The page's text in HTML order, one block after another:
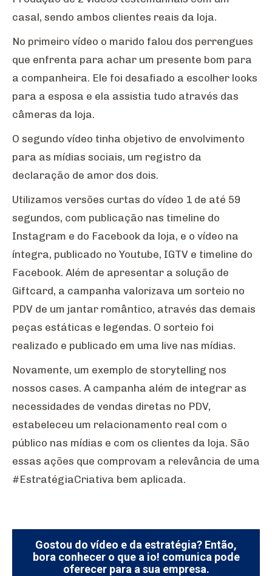
casal, sendo ambos clientes reais da loja.
No primeiro vídeo o marido falou dos perrengues
que enfrenta para achar um presente bom para
a companheira. Ele foi desafiado a escolher looks
para a esposa e ela assistia tudo através das
câmeras da loja.
O segundo vídeo tinha objetivo de envolvimento
para as mídias sociais, um registro da
declaração de amor dos dois.
Utilizamos versões curtas do vídeo 1 de até 59
segundos, com publicação nas timeline do
Instagram e do Facebook da loja, e o vídeo na
íntegra, publicado no Youtube, IGTV e timeline do
Facebook. Além de apresentar a solução de
Giftcard, a campanha valorizava um sorteio no
PDV de um jantar romântico, através das demais
peças estáticas e legendas. O sorteio foi
realizado e publicado em uma live nas mídias.
Novamente, um exemplo de storytelling nos
nossos cases. A campanha além de integrar as
necessidades de vendas diretas no PDV,
estabeleceu um relacionamento real com o
público nas mídias e com os clientes da loja. São
essas ações que comprovam a relevância de uma
#EstratégiaCriativa bem aplicada.
Gostou do vídeo e da estratégia? Então,
bora conhecer o que a io! comunica pode
oferecer para a sua empresa.